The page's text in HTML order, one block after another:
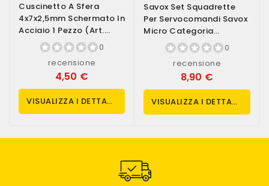
Cuscinetto A Sfera
4x7x2,5mm Schermato In
Acciaio 1 Pezzo (art.
MR74ZZ)
0
recensione
4,50 €
VISUALIZZA I DETTAGLI
Savox Set Squadrette
Per Servocomandi Savox
Micro Categoria
10grammi (art....
0
recensione
8,90 €
VISUALIZZA I DETTAGLI